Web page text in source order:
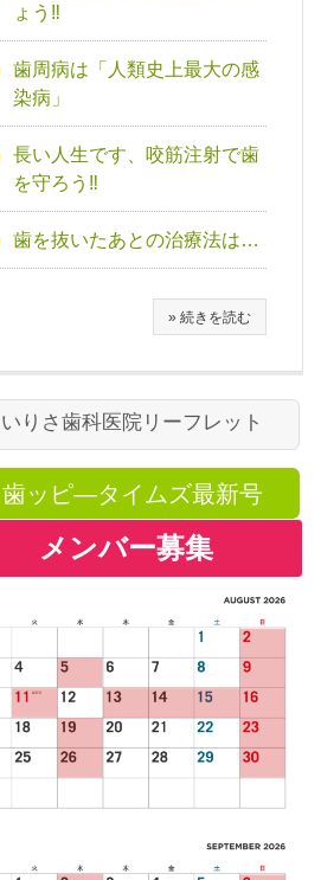
ょう‼
歯周病は「人類史上最大の感
染病」
長い人生です、咬筋注射で歯
を守ろう‼
歯を抜いたあとの治療法は…
» 続きを読む
いりさ歯科医院リーフレット
歯ッピ―タイムズ最新号
メンバー募集